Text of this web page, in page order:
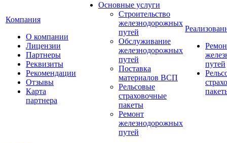
Компания
О компании
Лицензии
Партнеры
Реквизиты
Рекомендации
Отзывы
Карта
партнера
Основные услуги
Строительство
железнодорожных
путей
Обслуживание
железнодорожных
путей
Поставка
материалов ВСП
Рельсовые
страховочные
пакеты
Ремонт
железнодорожных
путей
путей